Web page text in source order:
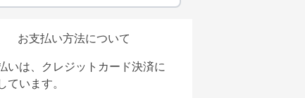
お支払い方法について
いは、クレジットカード決済に
ています。